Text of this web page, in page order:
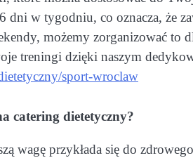
w tygodniu, co oznacza, że
możemy zorganizować to
treningi dzięki naszym
sport-wroclaw
catering dietetyczny?
wagę przykłada się do